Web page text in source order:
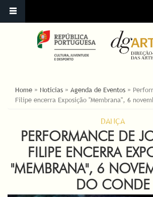
ESTÁ AQUI
Home » Noticias » Agenda de Eventos »
Filipe encerra Exposição "Membrana", 6
DANÇA
PERFORMANCE DE
FILIPE ENCERRA
"MEMBRANA", 6
DO CONDE